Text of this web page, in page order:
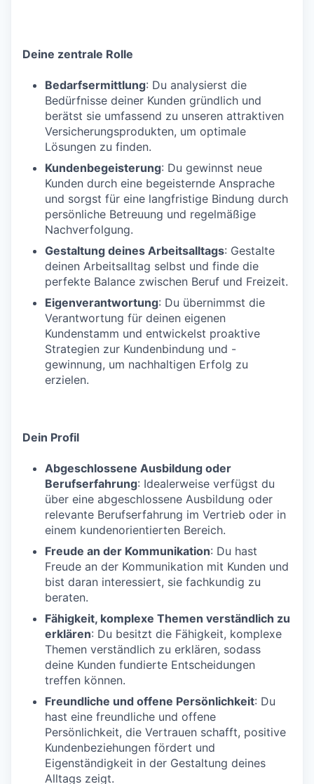
Deine zentrale Rolle
Bedarfsermittlung: Du analysierst die
Bedürfnisse deiner Kunden gründlich und
berätst sie umfassend zu unseren attraktiven
Versicherungsprodukten, um optimale
Lösungen zu finden.
Kundenbegeisterung: Du gewinnst neue
Kunden durch eine begeisternde Ansprache
und sorgst für eine langfristige Bindung durch
persönliche Betreuung und regelmäßige
Nachverfolgung.
Gestaltung deines Arbeitsalltags: Gestalte
deinen Arbeitsalltag selbst und finde die
perfekte Balance zwischen Beruf und Freizeit.
Eigenverantwortung: Du übernimmst die
Verantwortung für deinen eigenen
Kundenstamm und entwickelst proaktive
Strategien zur Kundenbindung und -
gewinnung, um nachhaltigen Erfolg zu
erzielen.
Dein Profil
Abgeschlossene Ausbildung oder
Berufserfahrung: Idealerweise verfügst du
über eine abgeschlossene Ausbildung oder
relevante Berufserfahrung im Vertrieb oder in
einem kundenorientierten Bereich.
Freude an der Kommunikation: Du hast
Freude an der Kommunikation mit Kunden und
bist daran interessiert, sie fachkundig zu
beraten.
Fähigkeit, komplexe Themen verständlich zu
erklären: Du besitzt die Fähigkeit, komplexe
Themen verständlich zu erklären, sodass
deine Kunden fundierte Entscheidungen
treffen können.
Freundliche und offene Persönlichkeit: Du
hast eine freundliche und offene
Persönlichkeit, die Vertrauen schafft, positive
Kundenbeziehungen fördert und
Eigenständigkeit in der Gestaltung deines
Alltags zeigt.